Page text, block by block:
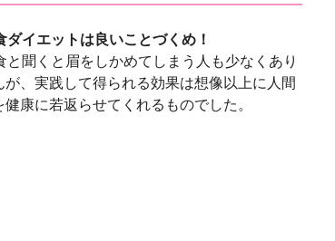
ダイエットは良いことづくめ！
と聞くと眉をしかめてしまう人も少なくあり
が、実践して得られる効果は想像以上に人間
健康に若返らせてくれるものでした。